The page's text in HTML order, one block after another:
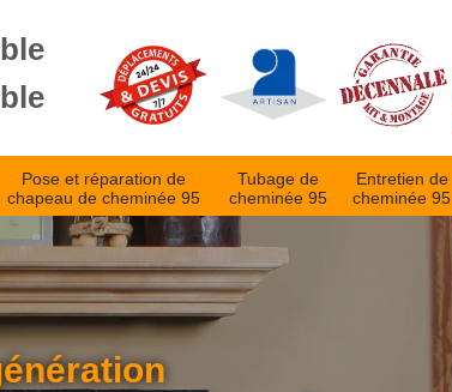
Pose et réparation de
chapeau de cheminée 95
Tubage de
cheminée 95
Entretien de
cheminée 95